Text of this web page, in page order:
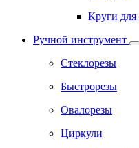
Круги для
Ручной инструмент
Стеклорезы
Быстрорезы
Овалорезы
Циркули